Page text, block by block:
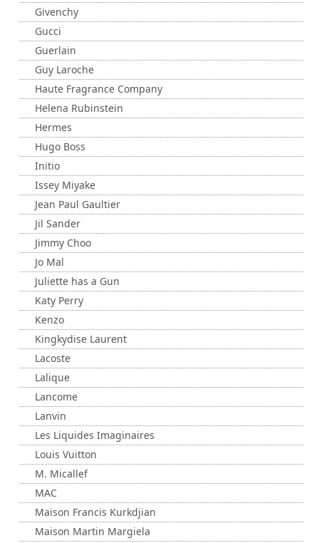
Givenchy
Gucci
Guerlain
Guy Laroche
Haute Fragrance Company
Helena Rubinstein
Hermes
Hugo Boss
Initio
Issey Miyake
Jean Paul Gaultier
Jil Sander
Jimmy Choo
Jo Mal
Juliette has a Gun
Katy Perry
Kenzo
Kingkydise Laurent
Lacoste
Lalique
Lancome
Lanvin
Les Liquides Imaginaires
Louis Vuitton
M. Micallef
MAC
Maison Francis Kurkdjian
Maison Martin Margiela